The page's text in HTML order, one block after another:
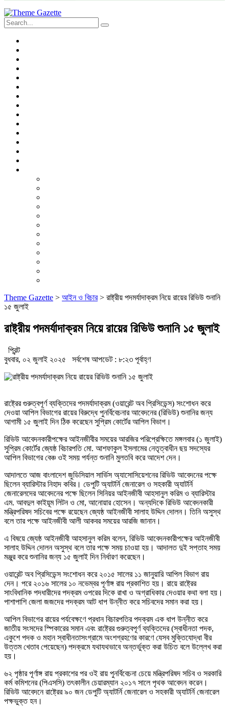
Theme Gazette > আইন ও বিচার> রাষ্ট্রীয় পদমর্যাদাক্রম নিয়ে রায়ের রিভিউ শুনানি
১৫ জুলাই
রাষ্ট্রীয় পদমর্যাদাক্রম নিয়ে রায়ের রিভিউ শুনানি ১৫ জুলাই
প্রিন্ট
বুধবার, ০২ জুলাই ২০২৫ সর্বশেষ আপডেট : ৮:২৩ পূর্বাহ্ণ
রাষ্ট্রের গুরুত্বপূর্ণ ব্যক্তিদের পদমর্যাদাক্রম (ওয়ারেন্ট অব প্রিসিডেন্স) সংশোধন করে
দেওয়া আপিল বিভাগের রায়ের বিরুদ্ধে পুনর্বিবেচনার আবেদনের (রিভিউ) শুনানির জন্য
আগামী ১৫ জুলাই দিন ঠিক করেছেন সুপ্রিম কোর্টের আপিল বিভাগ।
রিভিউ আবেদনকারীপক্ষের আইনজীবীর সময়ের আরজির পরিপ্রেক্ষিতে মঙ্গলবার (১ জুলাই)
সুপ্রিম কোর্টের জ্যেষ্ঠ বিচারপতি মো. আশফাকুল ইসলামের নেতৃত্বাধীন ছয় সদস্যের
আপিল বিভাগের বেঞ্চ ওই সময় পর্যন্ত শুনানি মুলতবি করে আদেশ দেন।
আদালতে আজ বাংলাদেশ জুডিসিয়াল সার্ভিস অ্যাসোসিয়েশনের রিভিউ আবেদনের পক্ষে
ছিলেন ব্যারিস্টার নিহাদ কবির। ডেপুটি অ্যাটর্নি জেনারেল ও সহকারী অ্যাটর্নি
জেনারেলদের আবেদনের পক্ষে ছিলেন সিনিয়র আইনজীবী আহসানুল করিম ও ব্যারিস্টার
এম. আবদুল কাইয়ূম লিটন ও মো, আনোয়ার হোসেন। অন্যদিকে রিভিউ আবেদনকারী
মন্ত্রিপরিষদ সচিবের পক্ষে রয়েছেন জ্যেষ্ঠ আইনজীবী সালাহ উদ্দিন দোলন। তিনি অসুস্থ
বলে তার পক্ষে আইনজীবী আলী আকবর সময়ের আরজি জানান।
এ বিষয়ে জ্যেষ্ঠ আইনজীবী আহসানুল করিম বলেন, রিভিউ আবেদনকারীপক্ষের আইনজীবী
সালাহ উদ্দিন দোলন অসুস্থ বলে তার পক্ষে সময় চাওয়া হয়। আদালত দুই সপ্তাহ সময়
মঞ্জুর করে শুনানির জন্য ১৫ জুলাই দিন নির্ধারণ করেছেন।
ওয়ারেন্ট অব প্রিসিডেন্স সংশোধন করে ২০১৫ সালের ১১ জানুয়ারি আপিল বিভাগ রায়
দেন। পরে ২০১৬ সালের ১০ নভেম্বর পূর্ণাঙ্গ রায় প্রকাশিত হয়। রায়ে রাষ্ট্রের
সাংবিধানিক পদধারীদের পদক্রম ওপরের দিকে রাখা ও অগ্রাধিকার দেওয়ার কথা বলা হয়।
পাশাপাশি জেলা জজদের পদক্রম আট ধাপ উন্নীত করে সচিবদের সমান করা হয়।
আপিল বিভাগের রায়ের পর্যবেক্ষণে প্রধান বিচারপতির পদক্রম এক ধাপ উন্নীত করে
জাতীয় সংসদের স্পিকারের সমান এবং রাষ্ট্রের গুরুত্বপূর্ণ ব্যক্তিদের (স্বাধীনতা পদক,
একুশে পদক ও মহান স্বাধীনতাসংগ্রামে অংশগ্রহণের কারণে যেসব মুক্তিযোদ্ধা বীর
উত্তম খেতাব পেয়েছেন) পদক্রমে যথাযথভাবে অন্তর্ভুক্ত করা উচিত বলে উল্লেখ করা
হয়।
৬২ পৃষ্ঠার পূর্ণাঙ্গ রায় প্রকাশের পর ওই রায় পুনর্বিবেচনা চেয়ে মন্ত্রিপরিষদ সচিব ও সরকারি
কর্ম কমিশনের (পিএসসি) তৎকালীন চেয়ারম্যান ২০১৭ সালে পৃথক আবেদন করেন।
রিভিউ আবেদনে রাষ্ট্রের ৯০ জন ডেপুটি অ্যাটর্নি জেনারেল ও সহকারী অ্যাটর্নি জেনারেল
পক্ষভুক্ত হন।